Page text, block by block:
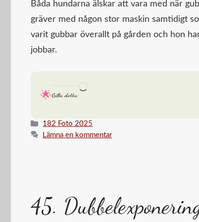
Båda hundarna älskar att vara med när
gräver med någon stor maskin samtidigt
varit gubbar överallt på gården och hon
jobbar.
Gilla detta:
…
Kategorier
182 Foto 2025
Lämna en kommentar
45.